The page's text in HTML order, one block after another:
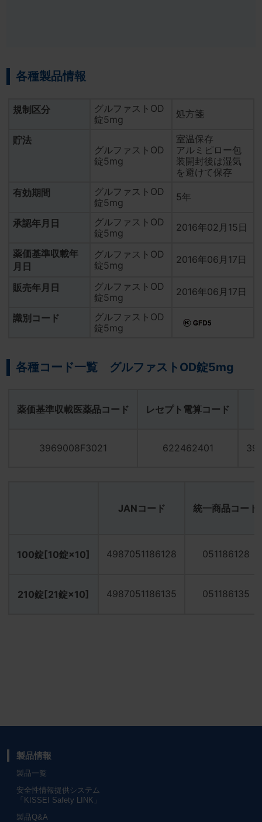
各種製品情報
規制区分
グルファストOD
錠5mg
処方箋
貯法
グルファストOD
錠5mg
室温保存
アルミピロー包
装開封後は湿気
を避けて保存
有効期間
グルファストOD
錠5mg
5年
承認年月日
グルファストOD
錠5mg
2016年02月15日
薬価基準収載年
月日
グルファストOD
錠5mg
2016年06月17日
販売年月日
グルファストOD
錠5mg
2016年06月17日
識別コード
グルファストOD
錠5mg
各種コード一覧 グルファストOD錠5mg
薬価基準収載医薬品コード レセプト電算コード
3969008F3021 622462401
JANコード 統一商品コード
100錠[10錠×10] 4987051186128 051186128
210錠[21錠×10] 4987051186135 051186135
製品情報
製品一覧
安全性情報提供システム
「KISSEI Safety LINK」
製品Q&A